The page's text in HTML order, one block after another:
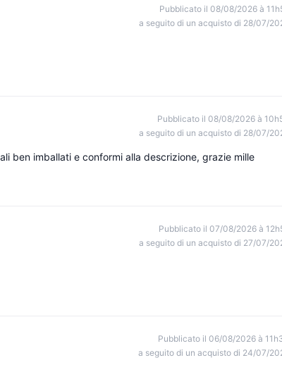
Pubblicato il 08/08/2026 à
a seguito di un acquisto di 28/07/
Pubblicato il 08/08/2026 à
a seguito di un acquisto di 28/07/
ben imballati e conformi alla descrizione, grazie mille
Pubblicato il 07/08/2026 à
a seguito di un acquisto di 27/07/
Pubblicato il 06/08/2026 à
a seguito di un acquisto di 24/07/